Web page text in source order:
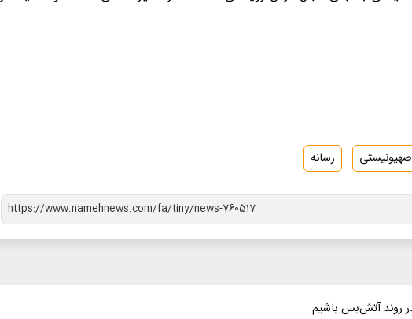
صهیونیستی رسانه
روند آتش‌بس باشیم